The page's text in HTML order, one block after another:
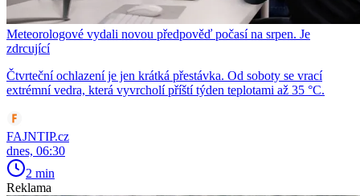
Meteorologové vydali novou předpověď počasí na srpen. Je
zdrcující
Čtvrteční ochlazení je jen krátká přestávka. Od soboty se vrací
extrémní vedra, která vyvrcholí příští týden teplotami až 35 °C.
FAJNTIP.cz
dnes, 06:30
2 min
Reklama